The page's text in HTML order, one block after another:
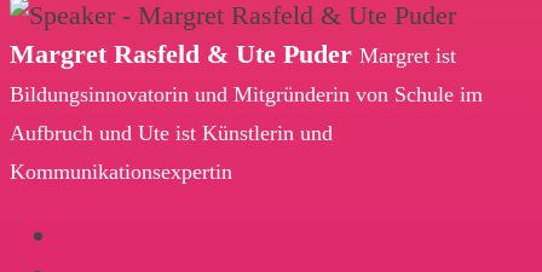
Margret Rasfeld & Ute Puder Margret ist
Bildungsinnovatorin und Mitgründerin von Schule im
Aufbruch und Ute ist Künstlerin und
Kommunikationsexpertin